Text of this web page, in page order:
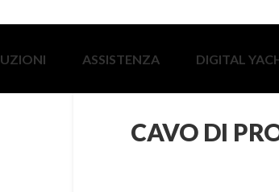
ASSISTENZA DIGITAL
CAVO DI